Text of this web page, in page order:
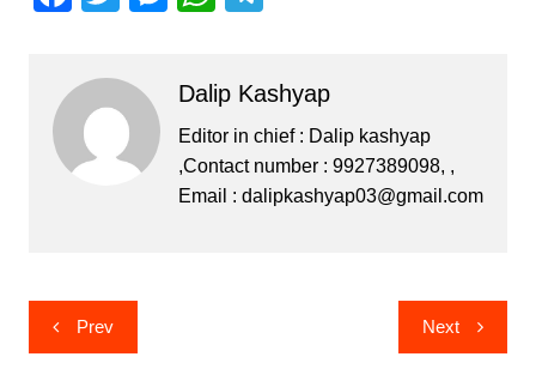
c
e
b
o
itt
er s
e
n
s
A
p
gr
a
m
Dalip Kashyap
Editor in chief : Dalip kashyap
,Contact number : 9927389098, ,
Email : dalipkashyap03@gmail.com
Post
navigation
Prev Next